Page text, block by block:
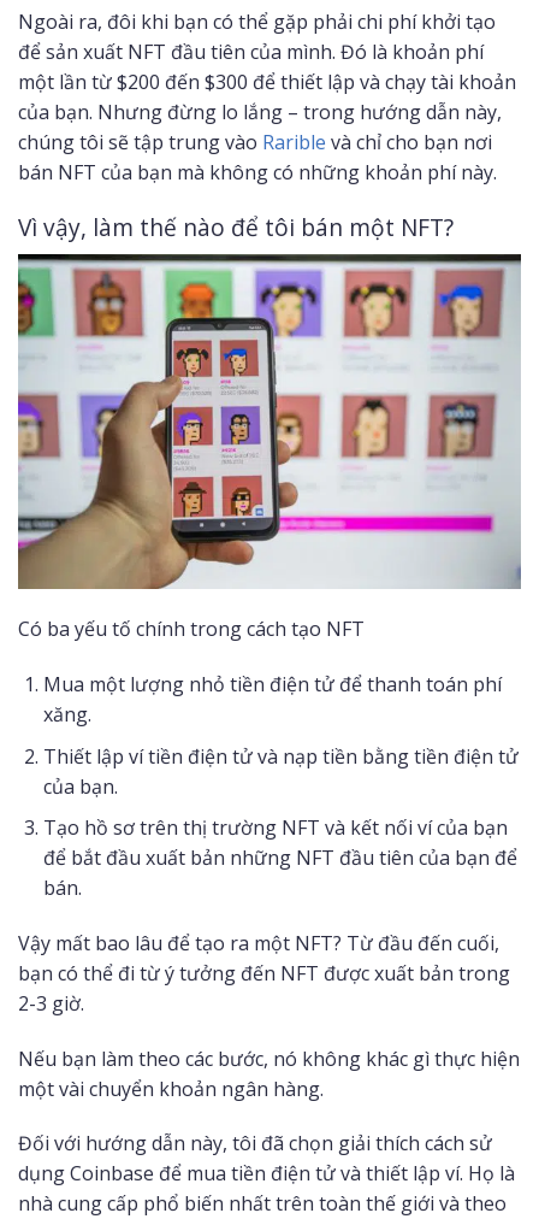
Ngoài ra, đôi khi bạn có thể gặp phải chi phí khởi tạo
để sản xuất NFT đầu tiên của mình. Đó là khoản phí
một lần từ $200 đến $300 để thiết lập và chạy tài khoản
của bạn. Nhưng đừng lo lắng – trong hướng dẫn này,
chúng tôi sẽ tập trung vào Rarible và chỉ cho bạn nơi
bán NFT của bạn mà không có những khoản phí này.
Vì vậy, làm thế nào để tôi bán một NFT?
Có ba yếu tố chính trong cách tạo NFT
Mua một lượng nhỏ tiền điện tử để thanh toán phí
xăng.
Thiết lập ví tiền điện tử và nạp tiền bằng tiền điện tử
của bạn.
Tạo hồ sơ trên thị trường NFT và kết nối ví của bạn
để bắt đầu xuất bản những NFT đầu tiên của bạn để
bán.
Vậy mất bao lâu để tạo ra một NFT? Từ đầu đến cuối,
bạn có thể đi từ ý tưởng đến NFT được xuất bản trong
2-3 giờ.
Nếu bạn làm theo các bước, nó không khác gì thực hiện
một vài chuyển khoản ngân hàng.
Đối với hướng dẫn này, tôi đã chọn giải thích cách sử
dụng Coinbase để mua tiền điện tử và thiết lập ví. Họ là
nhà cung cấp phổ biến nhất trên toàn thế giới và theo